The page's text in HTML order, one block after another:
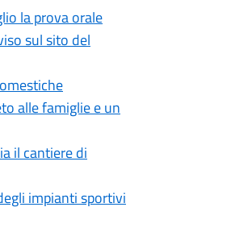
la prova orale
sul sito del
alle famiglie e un
il cantiere di
impianti sportivi